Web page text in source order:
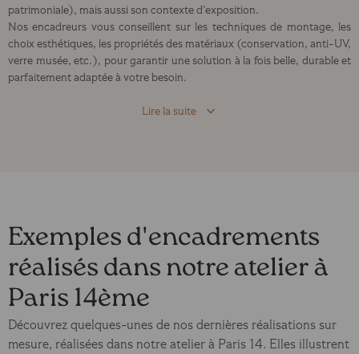
patrimoniale), mais aussi son contexte d’exposition.
Nos encadreurs vous conseillent sur les techniques de montage, les
choix esthétiques, les propriétés des matériaux (conservation, anti-UV,
verre musée, etc.), pour garantir une solution à la fois belle, durable et
parfaitement adaptée à votre besoin.
Lire la suite
Exemples d'encadrements
réalisés dans notre atelier à
Paris 14ème
Découvrez quelques-unes de nos dernières réalisations sur
mesure, réalisées dans notre atelier à Paris 14. Elles illustrent